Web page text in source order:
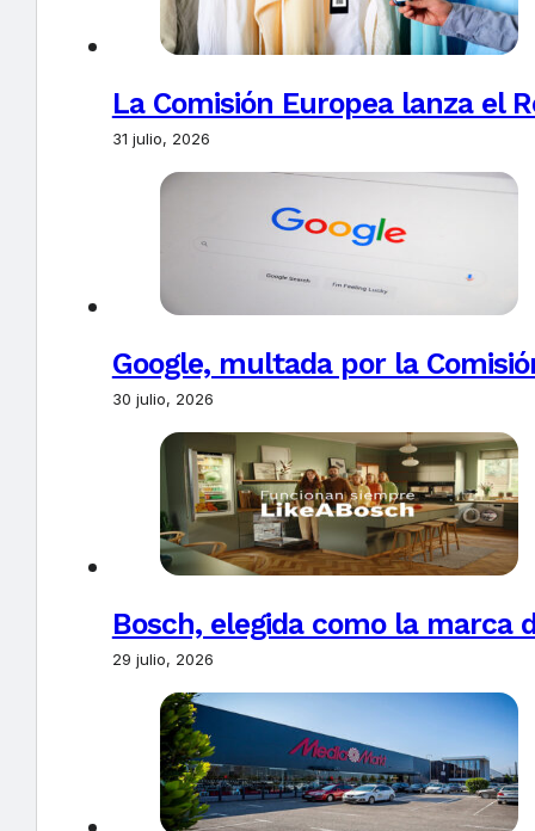
La Comisión Europea lanza el
31 julio, 2026
Google, multada por la
30 julio, 2026
Bosch, elegida como la marca
29 julio, 2026